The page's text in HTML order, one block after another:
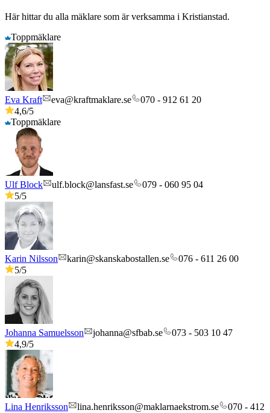
Här hittar du alla mäklare som är verksamma i Kristianstad.
Toppmäklare
Eva Kraft eva@kraftmaklare.se
070 - 912 61 20
4,6/5
Toppmäklare
Ulf Block ulf.block@lansfast.se
079 - 060 95 04
5/5
Karin Nilsson karin@skanskabostallen.se
076 - 611 26 00
5/5
Johanna Samuelsson johanna@sfbab.se
073 - 503 10 47
4,9/5
Lina Henriksson lina.henriksson@maklarnaekstrom.se
070 - 412